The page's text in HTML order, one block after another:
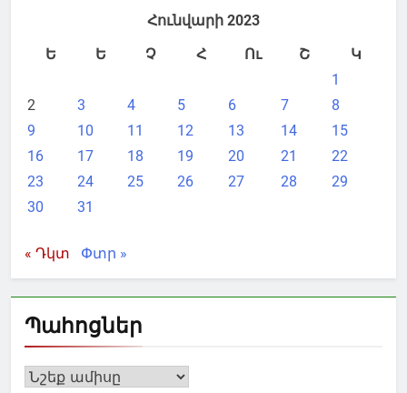
Հունվարի 2023
Ե
Ե Չ Հ Ու Շ
Կ
1
2
3 4 5 6 7
8
9
10 11 12 13 14
15
16
17 18 19 20 21
22
23
24 25 26 27 28
29
30
31
« Դկտ Փտր »
Պահոցներ
Պահոցներ